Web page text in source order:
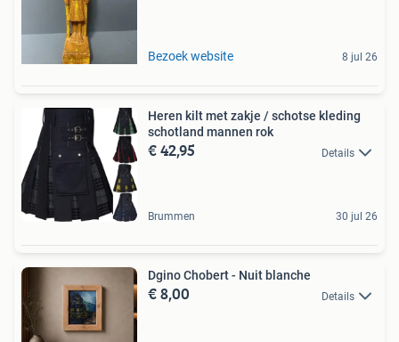
Bezoek website 8 jul 26
Heren kilt met zakje / schotse kleding
schotland mannen rok
€ 42,95 Details
Brummen 30 jul 26
Dgino Chobert - Nuit blanche
€ 8,00 Details